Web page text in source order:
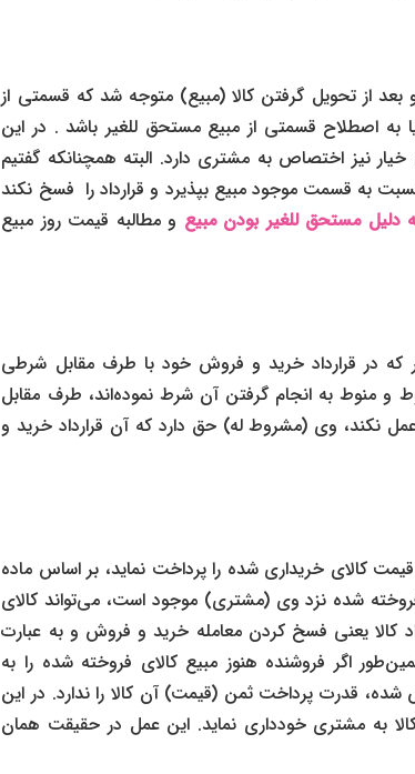
از تحویل گرفتن کالا (مبیع) متوجه شد که قسمتی از
اصطلاح قسمتی از مبیع مستحق للغیر باشد . در این
نیز اختصاص به مشتری دارد. البته همچنانکه گفتیم
به قسمت موجود مبیع بپذیرد و قرارداد را فسخ نکند
دلیل مستحق للغیر بودن مبیع و مطالبه قیمت روز مبیع
در قرارداد خرید و فروش خود با طرف مقابل شرطی
منوط به انجام گرفتن آن شرط نموده‌اند، طرف مقابل
نکند، وی (مشروط له) حق دارد که آن قرارداد خرید و
کالای خریداری شده را پرداخت نماید، بر اساس ماده
فروخته شده نزد وی (مشتری) موجود است، می‌تواند کالای
کالا یعنی فسخ کردن معامله خرید و فروش و به عبارت
اگر فروشنده هنوز مبیع کالای فروخته شده را به
قدرت پرداخت ثمن (قیمت) آن کالا را ندارد. در این
به مشتری خودداری نماید. این عمل در حقیقت همان